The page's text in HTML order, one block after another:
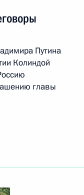
Путина
Колиндой
главы